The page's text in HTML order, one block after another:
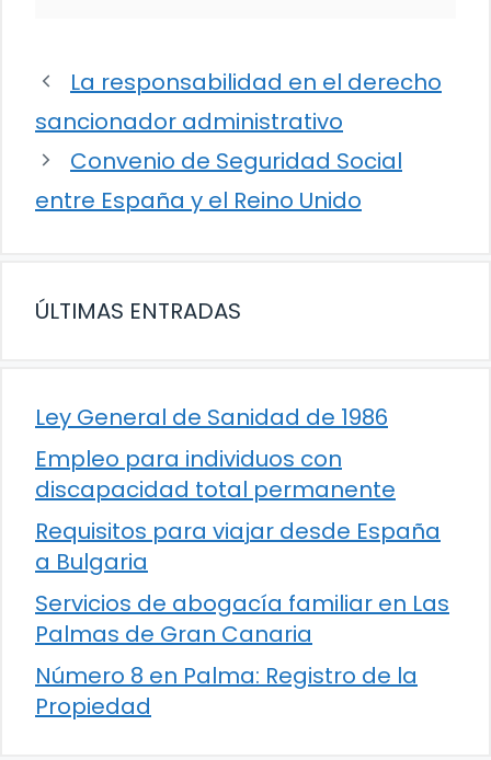
La responsabilidad en el derecho
sancionador administrativo
Convenio de Seguridad Social
entre España y el Reino Unido
ÚLTIMAS ENTRADAS
Ley General de Sanidad de 1986
Empleo para individuos con
discapacidad total permanente
Requisitos para viajar desde España
a Bulgaria
Servicios de abogacía familiar en Las
Palmas de Gran Canaria
Número 8 en Palma: Registro de la
Propiedad